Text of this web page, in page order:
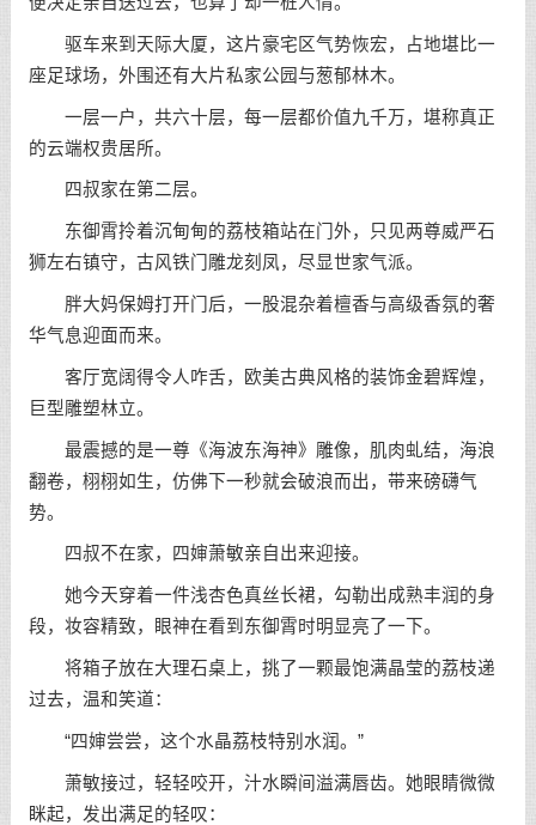
驱车来到天际大厦，这片豪宅区气势恢宏，占地堪比一
座足球场，外围还有大片私家公园与葱郁林木。
一层一户，共六十层，每一层都价值九千万，堪称真正
的云端权贵居所。
四叔家在第二层。
东御霄拎着沉甸甸的荔枝箱站在门外，只见两尊威严石
狮左右镇守，古风铁门雕龙刻凤，尽显世家气派。
胖大妈保姆打开门后，一股混杂着檀香与高级香氛的奢
华气息迎面而来。
客厅宽阔得令人咋舌，欧美古典风格的装饰金碧辉煌，
巨型雕塑林立。
最震撼的是一尊《海波东海神》雕像，肌肉虬结，海浪
翻卷，栩栩如生，仿佛下一秒就会破浪而出，带来磅礴气
势。
四叔不在家，四婶萧敏亲自出来迎接。
她今天穿着一件浅杏色真丝长裙，勾勒出成熟丰润的身
段，妆容精致，眼神在看到东御霄时明显亮了一下。
将箱子放在大理石桌上，挑了一颗最饱满晶莹的荔枝递
过去，温和笑道：
“四婶尝尝，这个水晶荔枝特别水润。”
萧敏接过，轻轻咬开，汁水瞬间溢满唇齿。她眼睛微微
眯起，发出满足的轻叹：